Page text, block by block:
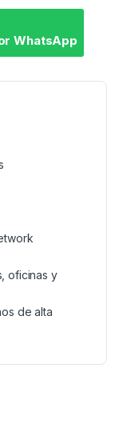
WhatsApp
oficinas y
de alta